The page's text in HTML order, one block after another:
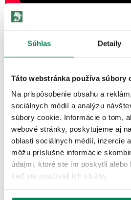
Súhlas Detaily
Táto webstránka používa súbory
Na prispôsobenie obsahu a
sociálnych médií a analýzu
súbory cookie. Informácie o tom,
webové stránky, poskytujeme aj
oblasti sociálnych médií, inzercie
môžu príslušné informácie
údajmi, ktoré ste im poskytli alebo
keď ste používali ich služby.
ĎALŠIE PRODUKTY
ZNAČKY